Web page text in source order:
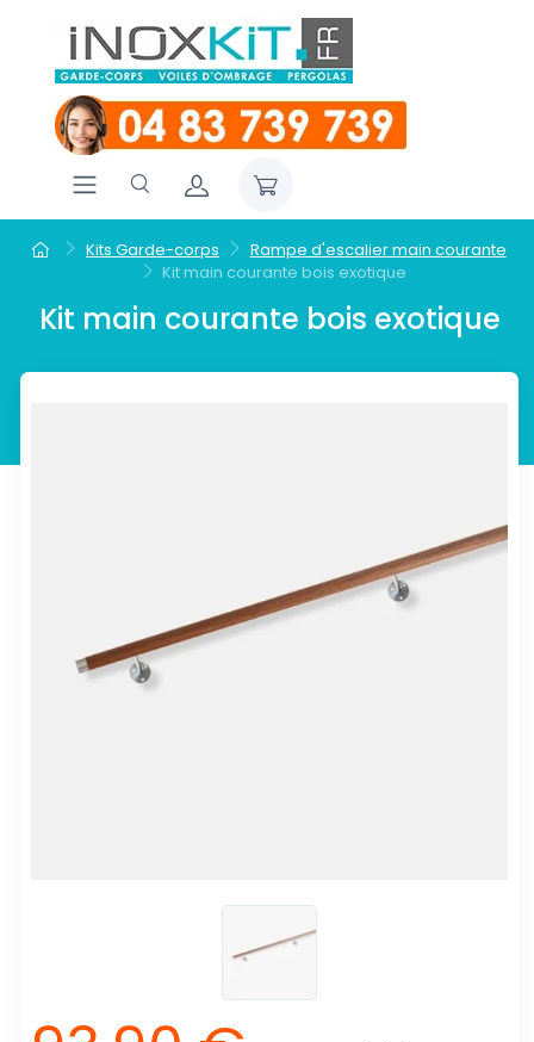
Kits Garde-corps
Rampe d'escalier main courante
Kit main courante bois exotique
Kit main courante bois exotique